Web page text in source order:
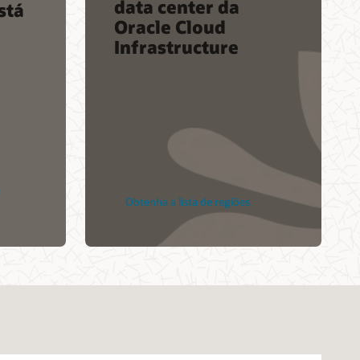
data center da
Oracle Cloud
Infrastructure
Obtenha a lista de regiões